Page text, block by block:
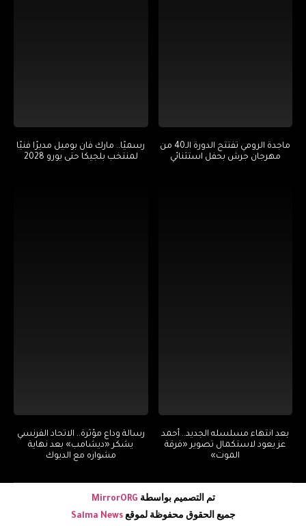
ماجدة الرومي تفتتح الدورة الـ40 من
مهرجان جرش بحفل استثنائي
رسميًا.. مارك فان بوميل مديرًا فنيًا
لمنتخب بلجيكا حتى يورو 2028
بعد انتهاء مسلسله الجديد.. أحمد
عز يعود لاستكمال تصوير «فرقة
الموت»
رسالة وداع مؤثرة.. الاتحاد الفرنسي
يشكر «ديشامب» بعد نهاية
مشواره مع الديوك
تم التصميم بواسطة
جميع الحقوق محفوظة لموقعSalma News